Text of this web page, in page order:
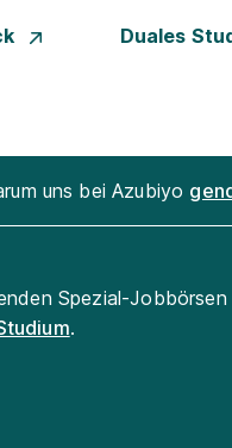
Duales
uns bei Azubiyo
Spezial-Jobbörsen
.